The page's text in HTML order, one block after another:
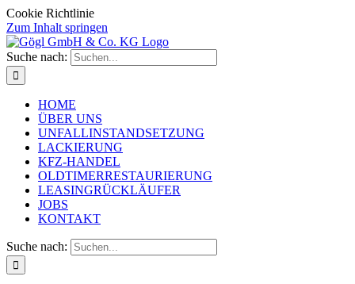
Cookie Richtlinie
Zum Inhalt springen
Suche nach:
HOME
ÜBER UNS
UNFALLINSTANDSETZUNG
LACKIERUNG
KFZ-HANDEL
OLDTIMERRESTAURIERUNG
LEASINGRÜCKLÄUFER
JOBS
KONTAKT
Suche nach: